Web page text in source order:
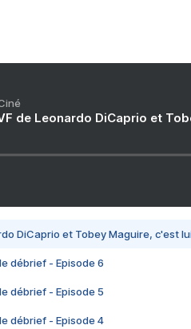
de Leonardo DiCaprio et
DiCaprio et Tobey Maguire, c'est
débrief - Episode 6
débrief - Episode 5
débrief - Episode 4